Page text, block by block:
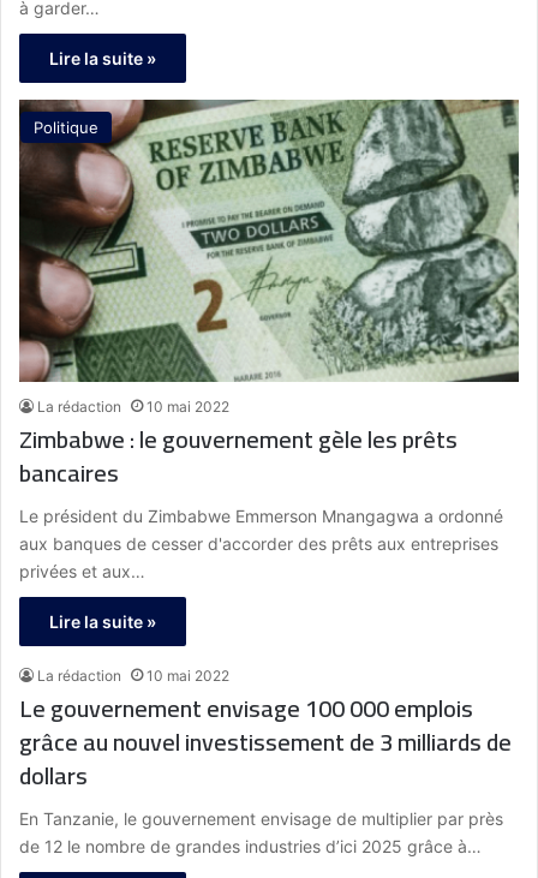
à garder…
Lire la suite »
Politique
La rédaction 10 mai 2022
Zimbabwe : le gouvernement gèle les prêts
bancaires
Le président du Zimbabwe Emmerson Mnangagwa a ordonné
aux banques de cesser d'accorder des prêts aux entreprises
privées et aux…
Lire la suite »
La rédaction 10 mai 2022
Le gouvernement envisage 100 000 emplois
grâce au nouvel investissement de 3 milliards de
dollars
En Tanzanie, le gouvernement envisage de multiplier par près
de 12 le nombre de grandes industries d’ici 2025 grâce à…